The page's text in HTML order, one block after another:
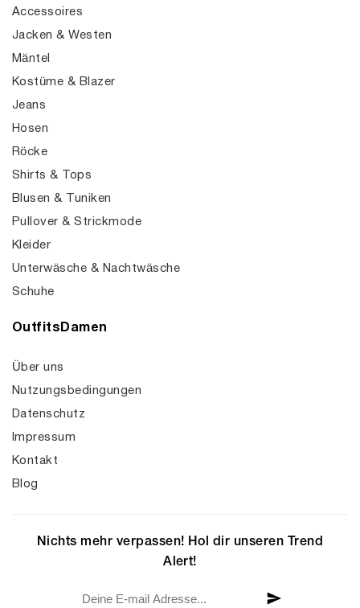
Accessoires
Jacken & Westen
Mäntel
Kostüme & Blazer
Jeans
Hosen
Röcke
Shirts & Tops
Blusen & Tuniken
Pullover & Strickmode
Kleider
Unterwäsche & Nachtwäsche
Schuhe
OutfitsDamen
Über uns
Nutzungsbedingungen
Datenschutz
Impressum
Kontakt
Blog
Nichts mehr verpassen! Hol dir unseren Trend
Alert!